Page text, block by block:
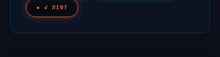
✓ ЛІФТ